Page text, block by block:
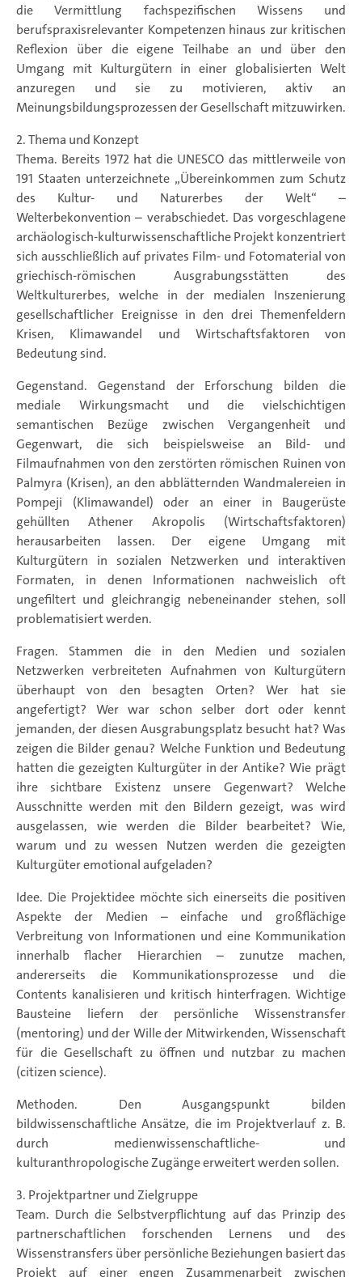
die Vermittlung fachspezifischen Wissens und
berufspraxisrelevanter Kompetenzen hinaus zur kritischen
Reflexion über die eigene Teilhabe an und über den
Umgang mit Kulturgütern in einer globalisierten Welt
anzuregen und sie zu motivieren, aktiv an
Meinungsbildungsprozessen der Gesellschaft mitzuwirken.
2. Thema und Konzept
Thema. Bereits 1972 hat die UNESCO das mittlerweile von
191 Staaten unterzeichnete „Übereinkommen zum Schutz
des Kultur- und Naturerbes der Welt“ –
Welterbekonvention – verabschiedet. Das vorgeschlagene
archäologisch-kulturwissenschaftliche Projekt konzentriert
sich ausschließlich auf privates Film- und Fotomaterial von
griechisch-römischen Ausgrabungsstätten des
Weltkulturerbes, welche in der medialen Inszenierung
gesellschaftlicher Ereignisse in den drei Themenfeldern
Krisen, Klimawandel und Wirtschaftsfaktoren von
Bedeutung sind.
Gegenstand. Gegenstand der Erforschung bilden die
mediale Wirkungsmacht und die vielschichtigen
semantischen Bezüge zwischen Vergangenheit und
Gegenwart, die sich beispielsweise an Bild- und
Filmaufnahmen von den zerstörten römischen Ruinen von
Palmyra (Krisen), an den abblätternden Wandmalereien in
Pompeji (Klimawandel) oder an einer in Baugerüste
gehüllten Athener Akropolis (Wirtschaftsfaktoren)
herausarbeiten lassen. Der eigene Umgang mit
Kulturgütern in sozialen Netzwerken und interaktiven
Formaten, in denen Informationen nachweislich oft
ungefiltert und gleichrangig nebeneinander stehen, soll
problematisiert werden.
Fragen. Stammen die in den Medien und sozialen
Netzwerken verbreiteten Aufnahmen von Kulturgütern
überhaupt von den besagten Orten? Wer hat sie
angefertigt? Wer war schon selber dort oder kennt
jemanden, der diesen Ausgrabungsplatz besucht hat? Was
zeigen die Bilder genau? Welche Funktion und Bedeutung
hatten die gezeigten Kulturgüter in der Antike? Wie prägt
ihre sichtbare Existenz unsere Gegenwart? Welche
Ausschnitte werden mit den Bildern gezeigt, was wird
ausgelassen, wie werden die Bilder bearbeitet? Wie,
warum und zu wessen Nutzen werden die gezeigten
Kulturgüter emotional aufgeladen?
Idee. Die Projektidee möchte sich einerseits die positiven
Aspekte der Medien – einfache und großflächige
Verbreitung von Informationen und eine Kommunikation
innerhalb flacher Hierarchien – zunutze machen,
andererseits die Kommunikationsprozesse und die
Contents kanalisieren und kritisch hinterfragen. Wichtige
Bausteine liefern der persönliche Wissenstransfer
(mentoring) und der Wille der Mitwirkenden, Wissenschaft
für die Gesellschaft zu öffnen und nutzbar zu machen
(citizen science).
Methoden. Den Ausgangspunkt bilden
bildwissenschaftliche Ansätze, die im Projektverlauf z. B.
durch medienwissenschaftliche- und
kulturanthropologische Zugänge erweitert werden sollen.
3. Projektpartner und Zielgruppe
Team. Durch die Selbstverpflichtung auf das Prinzip des
partnerschaftlichen forschenden Lernens und des
Wissenstransfers über persönliche Beziehungen basiert das
Projekt auf einer engen Zusammenarbeit zwischen